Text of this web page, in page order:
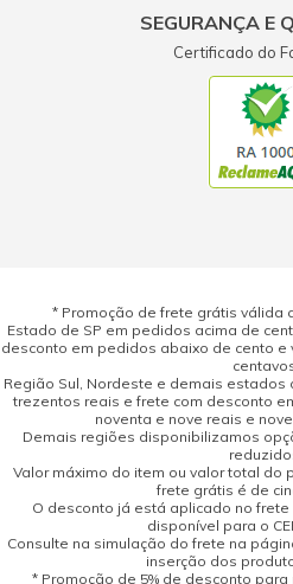
SEGURANÇA E
Certificado do
* Promoção de frete grátis válida
Estado de SP em pedidos acima de
desconto em pedidos abaixo de cento e
Região Sul, Nordeste e demais
trezentos reais e frete com desconto
noventa e nove reais e
Demais regiões disponibilizamos
Valor máximo do item ou valor total
frete grátis é de
O desconto já está aplicado no
disponível para o
Consulte na simulação do frete na
inserção dos
* Promoção de 5% de desconto para